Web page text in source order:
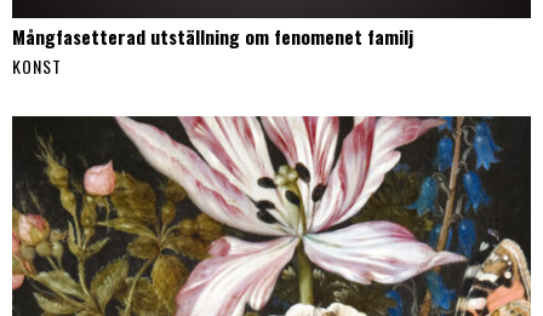
Mångfasetterad utställning om fenomenet familj
KONST